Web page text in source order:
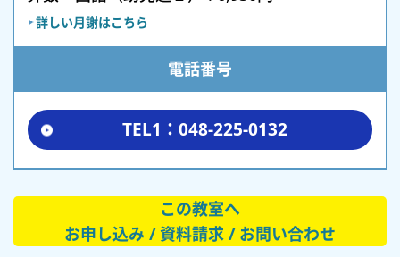
詳しい月謝はこちら
電話番号
TEL1：048-225-0132
この教室へ
お申し込み / 資料請求 / お問い合わせ